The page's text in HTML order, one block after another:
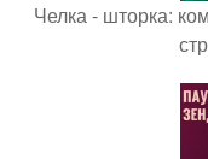
Челка - шторка: